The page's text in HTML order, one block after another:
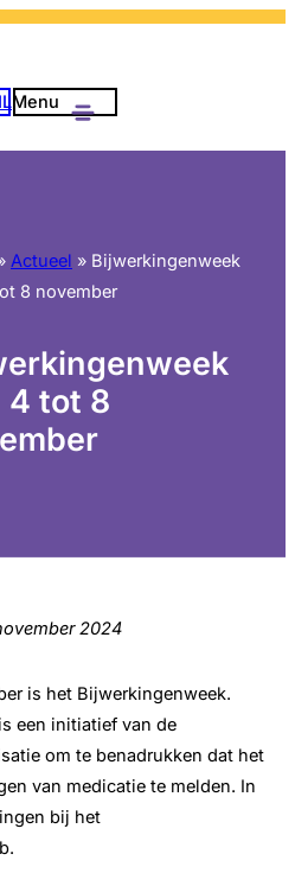
Menu
Actueel » Bijwerkingenweek
8 november
4 tot 8
2024
is het Bijwerkingenweek.
een initiatief van de
om te benadrukken dat het
van medicatie te melden. In
bij het